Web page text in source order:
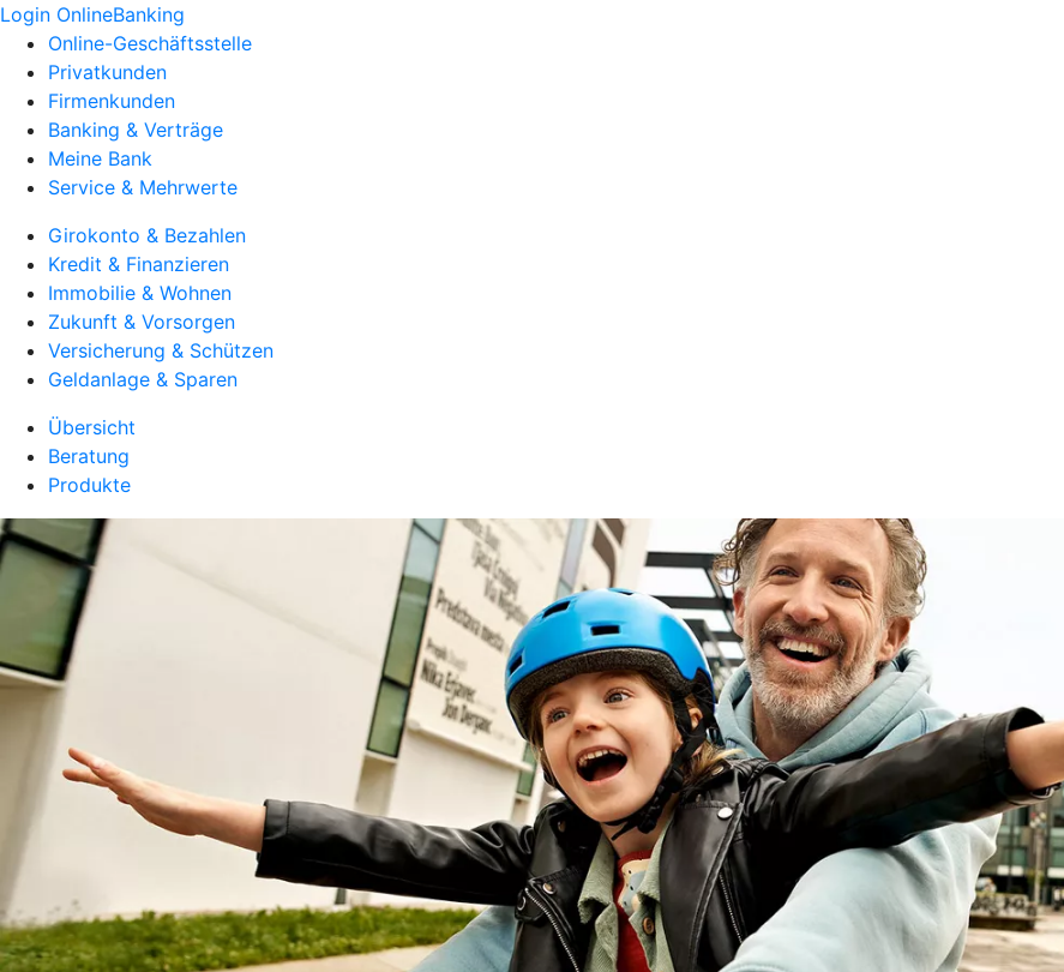
Login OnlineBanking
Online-Geschäftsstelle
Privatkunden
Firmenkunden
Banking & Verträge
Meine Bank
Service & Mehrwerte
Girokonto & Bezahlen
Kredit & Finanzieren
Immobilie & Wohnen
Zukunft & Vorsorgen
Versicherung & Schützen
Geldanlage & Sparen
Übersicht
Beratung
Produkte